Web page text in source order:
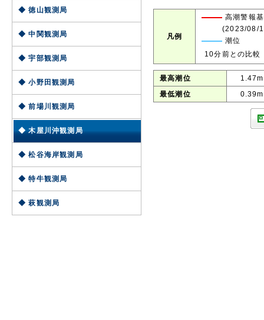
凡例
高潮警報
(2023/08/
潮位
10分前との比較
最高潮位
1.47m
最低潮位
0.39m
◆ 徳山観測局
◆ 中関観測局
◆ 宇部観測局
◆ 小野田観測局
◆ 前場川観測局
◆ 木屋川沖観測局
◆ 松谷海岸観測局
◆ 特牛観測局
◆ 萩観測局